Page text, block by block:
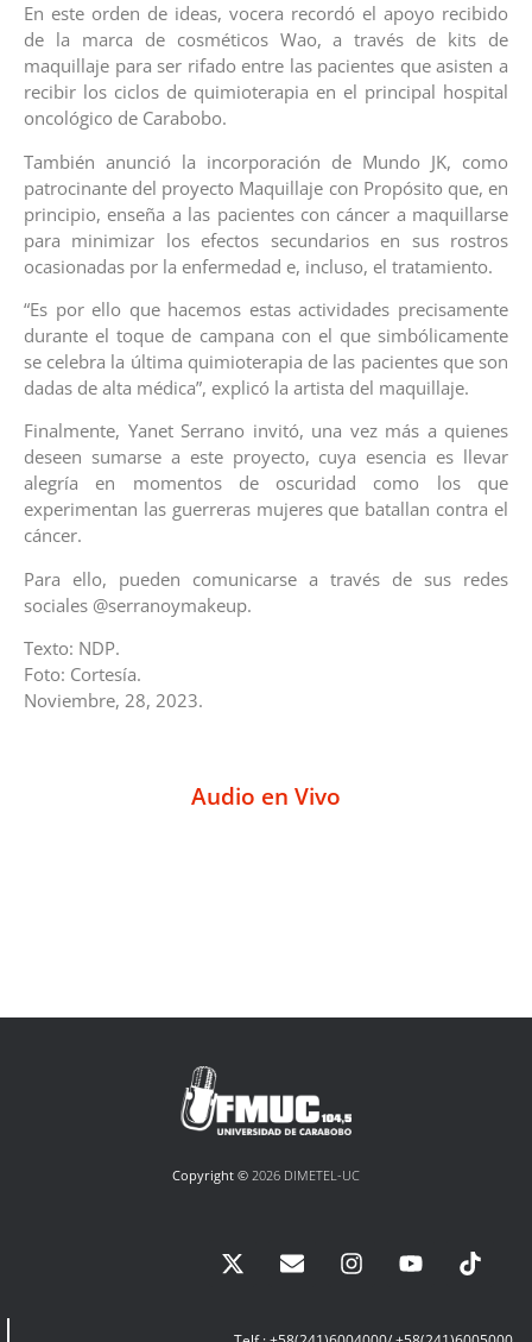
En este orden de ideas, vocera recordó el apoyo recibido
de la marca de cosméticos Wao, a través de kits de
maquillaje para ser rifado entre las pacientes que asisten a
recibir los ciclos de quimioterapia en el principal hospital
oncológico de Carabobo.
También anunció la incorporación de Mundo JK, como
patrocinante del proyecto Maquillaje con Propósito que, en
principio, enseña a las pacientes con cáncer a maquillarse
para minimizar los efectos secundarios en sus rostros
ocasionadas por la enfermedad e, incluso, el tratamiento.
“Es por ello que hacemos estas actividades precisamente
durante el toque de campana con el que simbólicamente
se celebra la última quimioterapia de las pacientes que son
dadas de alta médica”, explicó la artista del maquillaje.
Finalmente, Yanet Serrano invitó, una vez más a quienes
deseen sumarse a este proyecto, cuya esencia es llevar
alegría en momentos de oscuridad como los que
experimentan las guerreras mujeres que batallan contra el
cáncer.
Para ello, pueden comunicarse a través de sus redes
sociales @serranoymakeup.
Texto: NDP.
Foto: Cortesía.
Noviembre, 28, 2023.
Audio en Vivo
Copyright © 2026 DIMETEL-UC